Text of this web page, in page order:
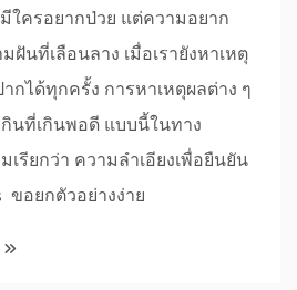
ใครอยากป่วย แต่ความอยาก
นที่เลือนลาง เมื่อเรายังหาเหตุ
กได้ทุกครั้ง การหาเหตุผลต่าง ๆ
นที่เกินพอดี แบบนี้ในทาง
รียกว่า ความลำเอียงเพื่อยืนยัน
ขอยกตัวอย่างง่าย